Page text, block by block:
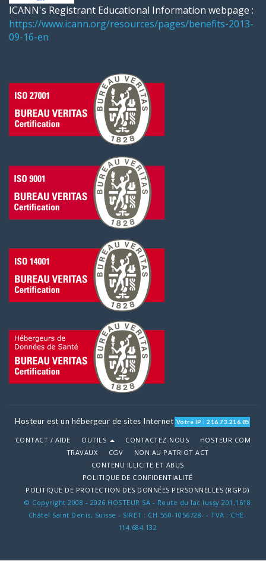
ICANN's Registrant Educational Information webpage :
https://www.icann.org/resources/pages/benefits-2013-
09-16-en
Hosteur est un hébergeur de sites Internet Votre IP : 216.73.216.85
CONTACT / AIDE OUTILS CONTACTEZ-NOUS
HOSTEUR.COM
TRAVAUX
CGV
NON AU PATRIOT ACT
CONTENU ILLICITE ET ABUS
POLITIQUE DE CONFIDENTIALITÉ
POLITIQUE DE PROTECTION DES DONNÉES PERSONNELLES (RGPD)
© Copyright 2008 - 2026 HOSTEUR SA - Route du lac lussy 201,1618
Châtel Saint Denis, Suisse - SIRET : CH-550-1056728- - TVA : CHE-
114.684.132